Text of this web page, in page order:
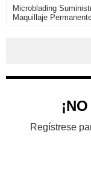
Microblading
Maquillaje
Regístrese